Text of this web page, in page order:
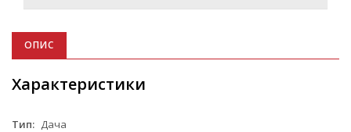
ОПИС
Характеристики
Тип: Дача